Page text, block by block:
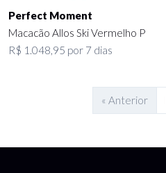
Perfect Moment
Macacão Allos Ski Vermelho P
R$ 1.048,95 por 7 dias
« Anterior